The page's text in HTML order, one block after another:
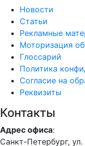
Новости
Статьи
Рекламные
Моторизация
Глоссарий
Политика
Согласие на
Реквизиты
Контакты
Адрес офиса:
Санкт-Петербург,